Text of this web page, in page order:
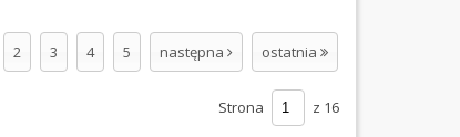
2 3 4 5 następna ostatnia
Strona z 16